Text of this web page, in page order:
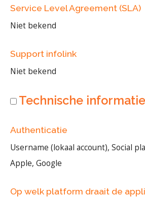
Service Level Agreement (SLA)
Niet bekend
Support infolink
Niet bekend
Technische informatie
Authenticatie
Username (lokaal account), Social
Apple, Google
Op welk platform draait de